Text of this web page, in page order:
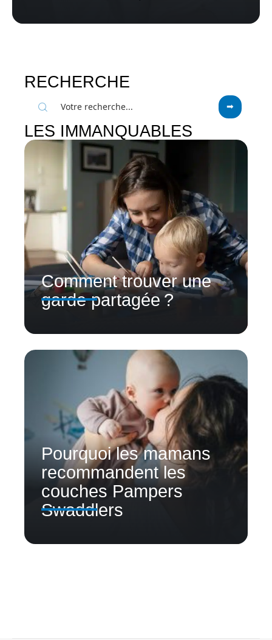
RECHERCHE
LES IMMANQUABLES
Comment trouver une
garde partagée ?
Pourquoi les mamans
recommandent les
couches Pampers
Swaddlers